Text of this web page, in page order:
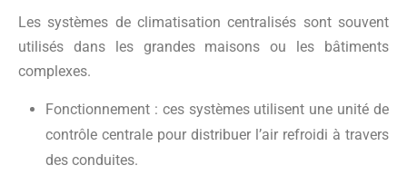
Les systèmes de climatisation centralisés sont souvent
utilisés dans les grandes maisons ou les bâtiments
complexes.
Fonctionnement : ces systèmes utilisent une unité de
contrôle centrale pour distribuer l’air refroidi à travers
des conduites.